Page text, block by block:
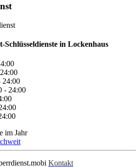
Schlüsseldienste in Lockenhaus
24:00
- 24:00
im Jahr
Kontakt